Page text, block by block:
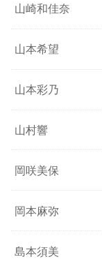
山崎和佳奈
山本希望
山本彩乃
山村響
岡咲美保
岡本麻弥
島本須美